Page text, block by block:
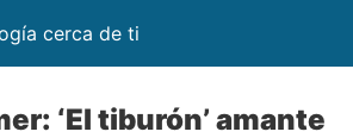
cerca de ti
‘El tiburón’ amante